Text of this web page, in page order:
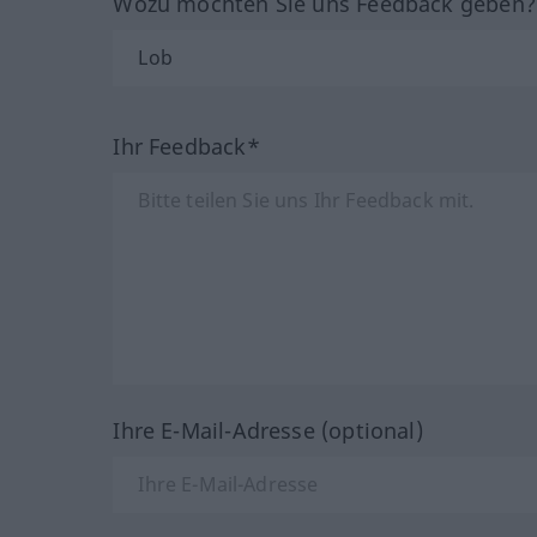
Ihr Feedback*
Ihre E-Mail-Adresse (optional)